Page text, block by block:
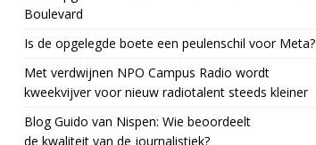
Boulevard
Is de opgelegde boete een peulenschil voor Meta?
Met verdwijnen NPO Campus Radio wordt
kweekvijver voor nieuw radiotalent steeds kleiner
Blog Guido van Nispen: Wie beoordeelt
de kwaliteit van de journalistiek?